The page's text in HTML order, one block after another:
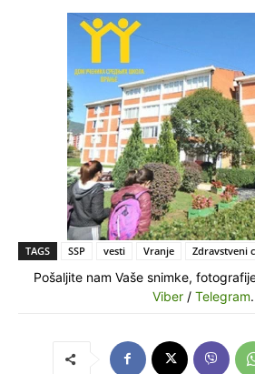
TAGS SSP vesti Vranje Zdravstveni
Pošaljite nam Vaše snimke,
Viber / Telegram.